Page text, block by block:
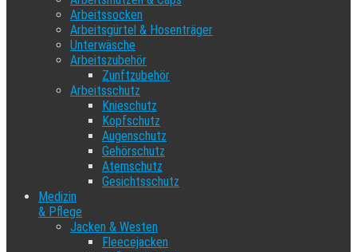
Arbeitssocken
Arbeitsgürtel & Hosenträger
Unterwäsche
Arbeitszubehör
Zunftzubehör
Arbeitsschutz
Knieschutz
Kopfschutz
Augenschutz
Gehörschutz
Atemschutz
Gesichtsschutz
Medizin
& Pflege
Jacken & Westen
Fleecejacken